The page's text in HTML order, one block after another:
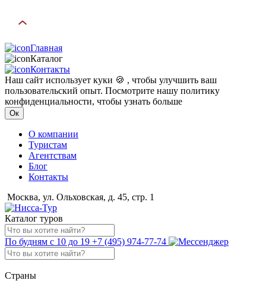
Главная
Каталог
Контакты
Наш сайт использует куки 🍪 , чтобы улучшить ваш
пользовательский опыт. Посмотрите нашу политику
конфиденциальности, чтобы узнать больше
Ок
О компании
Туристам
Агентствам
Блог
Контакты
Москва, ул. Ольховская, д. 45, стр. 1
Каталог туров
По будням с 10 до 19 +7 (495) 974-77-74
Страны